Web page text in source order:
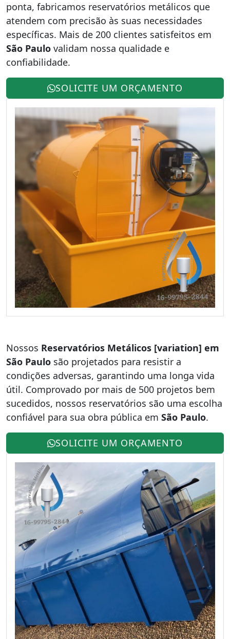
ponta, fabricamos reservatórios metálicos que
atendem com precisão às suas necessidades
específicas. Mais de 200 clientes satisfeitos em
São Paulo validam nossa qualidade e
confiabilidade.
SOLICITE UM ORÇAMENTO
Nossos Reservatórios Metálicos [variation] em
São Paulo são projetados para resistir a
condições adversas, garantindo uma longa vida
útil. Comprovado por mais de 500 projetos bem
sucedidos, nossos reservatórios são uma escolha
confiável para sua obra pública em São Paulo.
SOLICITE UM ORÇAMENTO